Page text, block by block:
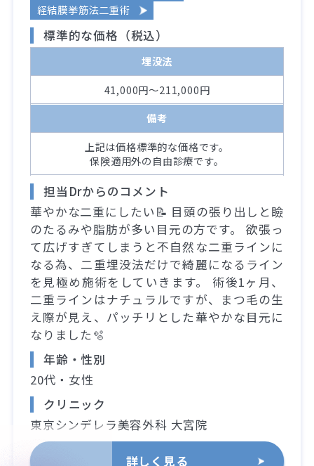
経結膜挙筋法二重術
標準的な価格（税込）
埋没法
41,000円～211,000円
備考
上記は価格標準的な価格です。
保険適用外の自由診療です。
担当Drからのコメント
華やかな二重にしたい📝 目頭の張り出しと瞼
のたるみや脂肪が多い目元の方です。 欲張っ
て広げすぎてしまうと不自然な二重ラインに
なる為、二重埋没法だけで綺麗になるライン
を見極め施術をしていきます。 術後1ヶ月、
二重ラインはナチュラルですが、まつ毛の生
え際が見え、パッチリとした華やかな目元に
なりました🫧
年齢・性別
20代・女性
クリニック
東京シンデレラ美容外科 大宮院
詳しく見る